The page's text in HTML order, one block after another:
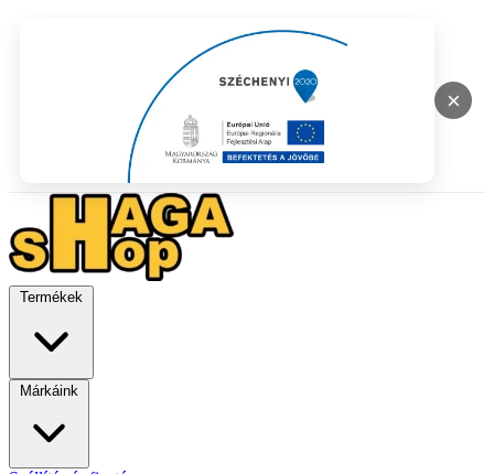
×
Termékek
Márkáink